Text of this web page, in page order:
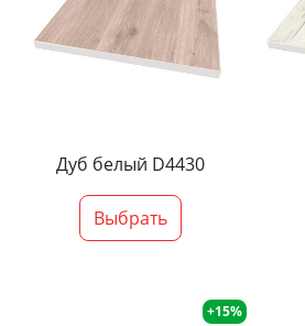
Дуб белый D4430
Выбрать
+15%